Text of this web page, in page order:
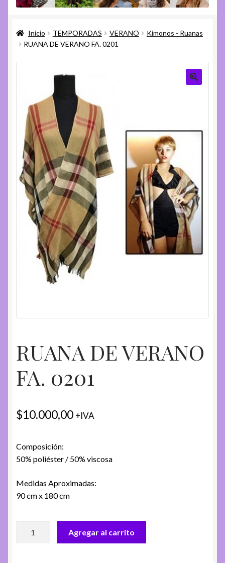
menú
menú
Ayuda
menú
hijo
Inicio TEMPORADAS VERANO
Kimonos - Ruanas
RUANA DE VERANO FA. 0201
RUANA DE VERANO
FA. 0201
$10.000,00 +IVA
Composición:
50% poliéster / 50% viscosa
Medidas Aproximadas:
90 cm x 180 cm
Agregar al carrito